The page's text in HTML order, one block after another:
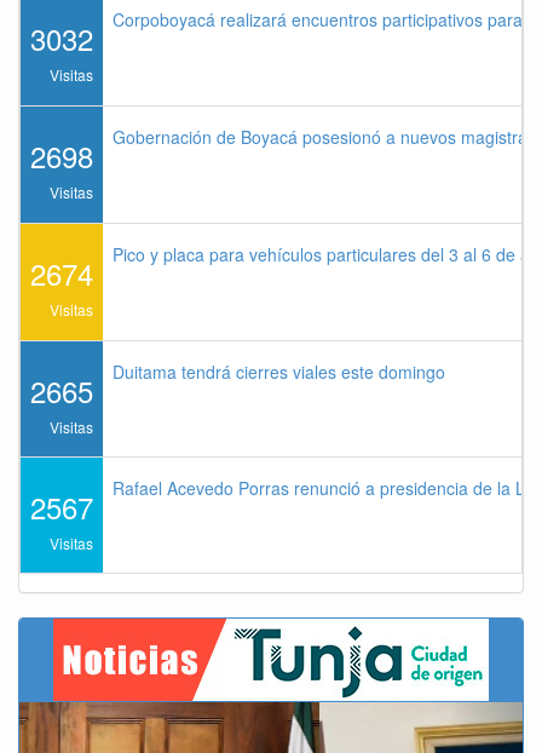
3032
Visitas
Corpoboyacá realizará encuentros participativos para
2698
Visitas
Gobernación de Boyacá posesionó a nuevos
2674
Visitas
Pico y placa para vehículos particulares del 3 al 6 de
2665
Visitas
Duitama tendrá cierres viales este domingo
2567
Visitas
Rafael Acevedo Porras renunció a presidencia de la
Previous Next